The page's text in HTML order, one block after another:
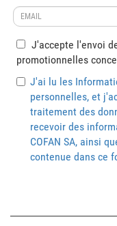
J'accepte l'envoi
promotionnelles
J'ai lu les
personnelles, et
traitement des
recevoir des
COFAN SA, ainsi
contenue dans ce